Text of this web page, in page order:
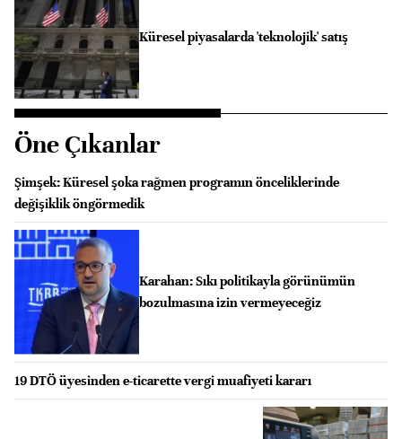
Küresel piyasalarda 'teknolojik' satış
Öne Çıkanlar
Şimşek: Küresel şoka rağmen programın önceliklerinde
değişiklik öngörmedik
Karahan: Sıkı politikayla görünümün
bozulmasına izin vermeyeceğiz
19 DTÖ üyesinden e-ticarette vergi muafiyeti kararı